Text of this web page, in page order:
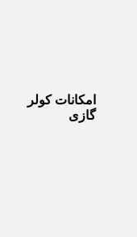
امکانات کولر
گازی